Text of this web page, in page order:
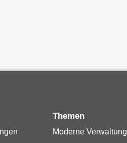
Themen
Moderne Verwaltung